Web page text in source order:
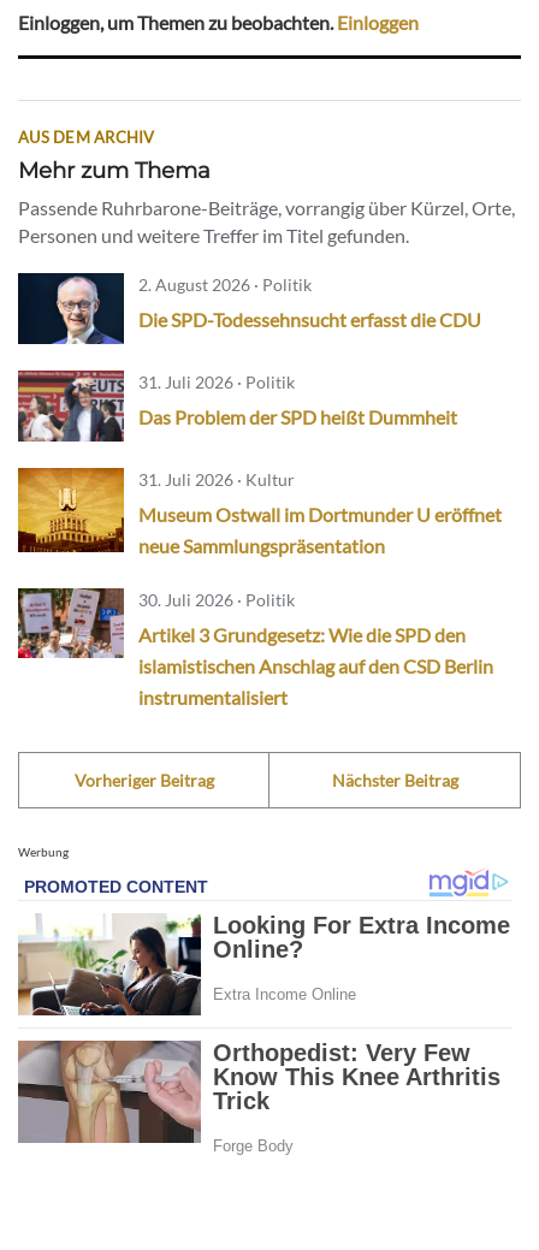
Einloggen, um Themen zu beobachten.Einloggen
AUS DEM ARCHIV
Mehr zum Thema
Passende Ruhrbarone-Beiträge, vorrangig über Kürzel, Orte,
Personen und weitere Treffer im Titel gefunden.
2. August 2026 · Politik
Die SPD-Todessehnsucht erfasst die CDU
31. Juli 2026 · Politik
Das Problem der SPD heißt Dummheit
31. Juli 2026 · Kultur
Museum Ostwall im Dortmunder U eröffnet
neue Sammlungspräsentation
30. Juli 2026 · Politik
Artikel 3 Grundgesetz: Wie die SPD den
islamistischen Anschlag auf den CSD Berlin
instrumentalisiert
Vorheriger Beitrag Nächster Beitrag
Werbung